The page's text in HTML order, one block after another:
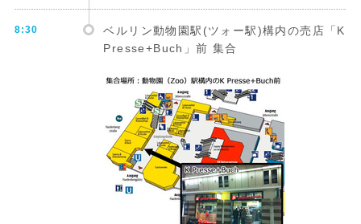
8:30
ベルリン動物園駅(ツォー駅)構内の売店「K
Presse+Buch」前 集合